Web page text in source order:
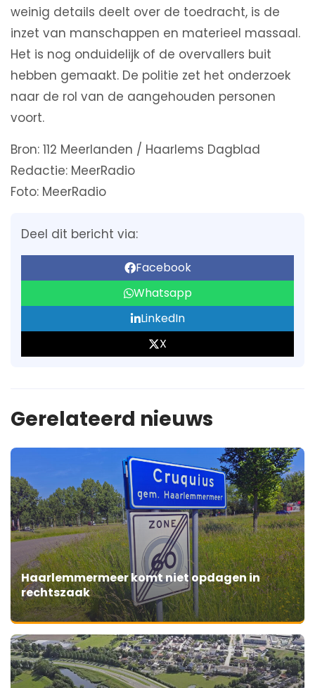
weinig details deelt over de toedracht, is de
inzet van manschappen en materieel massaal.
Het is nog onduidelijk of de overvallers buit
hebben gemaakt. De politie zet het onderzoek
naar de rol van de aangehouden personen
voort.
Bron: 112 Meerlanden / Haarlems Dagblad
Redactie: MeerRadio
Foto: MeerRadio
Deel dit bericht via:
Facebook
Whatsapp
LinkedIn
X
Gerelateerd nieuws
Haarlemmermeer komt niet opdagen in
rechtszaak